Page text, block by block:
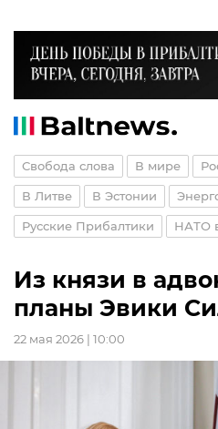
Свобода слова В мире
В Литве В Эстонии
Русские Прибалтики НАТО
Из князи в
планы Эвики
22 мая 2026 | 10:00